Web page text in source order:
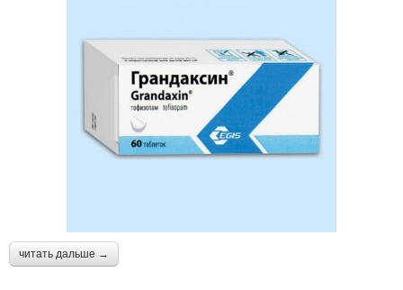
читать дальше →